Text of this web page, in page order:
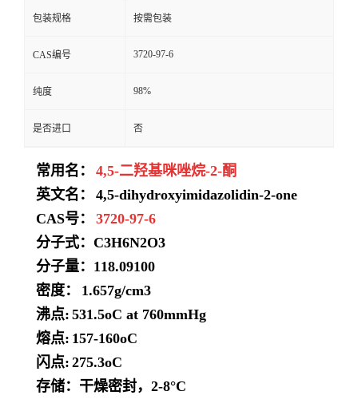
包装规格 按需包装
CAS编号 3720-97-6
纯度 98%
是否进口 否
常用名：
4,5-二羟基咪唑烷-2-酮
英文名：
4,5-dihydroxyimidazolidin-2-one
CAS号：
3720-97-6
分子式： C3H6N2O3
分子量： 118.09100
密度：
1.657g/cm3
沸点: 531.5oC at 760mmHg
熔点: 157-160oC
闪点: 275.3oC
存储：干燥密封，2-8°C